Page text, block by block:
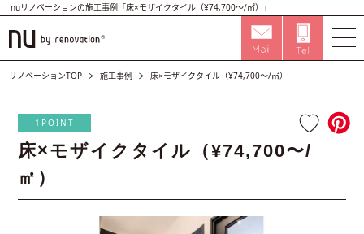
nuリノベーションの施工事例「床×モザイクタイル（¥74,700〜/㎡）」
リノベーションTOP 施工事例 床×モザイクタイル（¥74,700〜/㎡）
1POINT
床×モザイクタイル（¥74,700〜/
㎡）